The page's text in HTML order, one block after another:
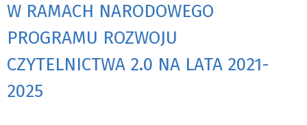
W RAMACH NARODOWEGO
PROGRAMU ROZWOJU
CZYTELNICTWA 2.0 NA LATA 2021-
2025